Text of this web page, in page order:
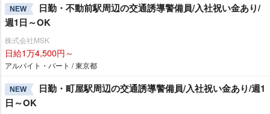
NEW
日勤・不動前駅周辺の交通誘導警備員/入社祝い金あり/
週1日～OK
株式会社MSK
日給1万4,500円～
アルバイト・パート / 東京都
NEW
日勤・町屋駅周辺の交通誘導警備員/入社祝い金あり/週1
日～OK